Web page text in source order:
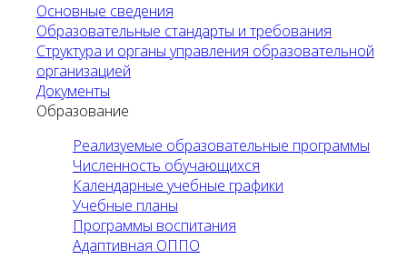
Основные сведения
Образовательные стандарты и требования
Структура и органы управления образовательной
организацией
Документы
Образование
Реализуемые образовательные программы
Численность обучающихся
Календарные учебные графики
Учебные планы
Программы воспитания
Адаптивная ОППО